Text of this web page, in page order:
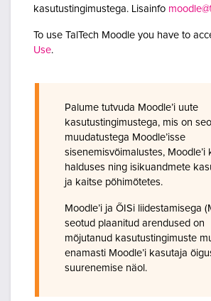
kasutustingimustega. Lisainfo
To use TalTech Moodle you have to
Use.
Palume tutvuda Moodle’i uute
kasutustingimustega, mis on
muudatustega Moodle’isse
sisenemisvõimalustes, Moodle’i
halduses ning isikuandmete
ja kaitse põhimõtetes.
Moodle’i ja ÕISi liidestamisega
seotud plaanitud arendused on
mõjutanud kasutustingimuste
enamasti Moodle’i kasutaja
suurenemise näol.